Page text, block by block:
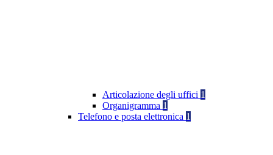
Articolazione degli uffici 1
Organigramma 1
Telefono e posta elettronica 1